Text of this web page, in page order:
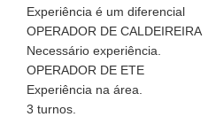
Experiência é um diferencial
OPERADOR DE CALDEIREIRA
Necessário experiência.
OPERADOR DE ETE
Experiência na área.
3 turnos.